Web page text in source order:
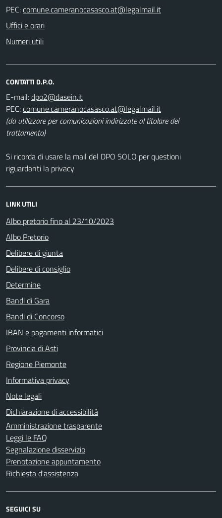
PEC:
Uffici e orari
Numeri utili
CONTATTI D.P.O.
E-mail:
PEC:
(da utilizzare per comunicazioni indirizzate al titolare del
trattamento)
Si ricorda di usare la mail del DPO SOLO per questioni
riguardanti la privacy
LINK UTILI
Albo pretorio fino al 23/10/2023
Albo Pretorio
Delibere di giunta
Delibere di consiglio
Determine
Bandi di Gara
Bandi di Concorso
IBAN e pagamenti informatici
Provincia di Asti
Regione Piemonte
Informativa privacy
Note legali
Dichiarazione di accessibilità
Amministrazione trasparente
Leggi le FAQ
Segnalazione disservizio
Prenotazione appuntamento
Richiesta d'assistenza
SEGUICI SU